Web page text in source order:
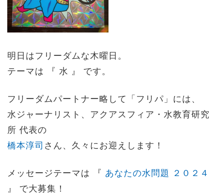
明日はフリーダムな木曜日。
テーマは 『 水 』 です。
フリーダムパートナー略して「フリパ」には、
水ジャーナリスト、アクアスフィア・水教育研究
所 代表の
橋本淳司 さん、久々にお迎えします！
メッセージテーマは 『 あなたの水問題 ２０２４
』 で大募集！